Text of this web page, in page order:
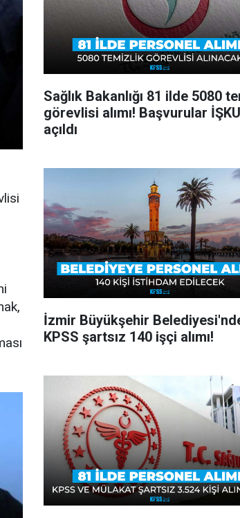
Sağlık Bakanlığı 81 ilde 5080
görevlisi alımı! Başvurular
açıldı
İzmir Büyükşehir
KPSS şartsız 140 işçi alımı!